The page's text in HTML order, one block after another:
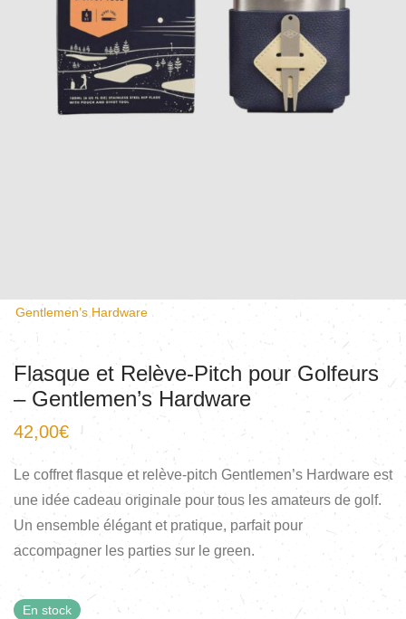
Gentlemen’s Hardware
Flasque et Relève-Pitch pour Golfeurs
– Gentlemen’s Hardware
42,00€
Le coffret flasque et relève-pitch Gentlemen’s Hardware est
une idée cadeau originale pour tous les amateurs de golf.
Un ensemble élégant et pratique, parfait pour
accompagner les parties sur le green.
En stock